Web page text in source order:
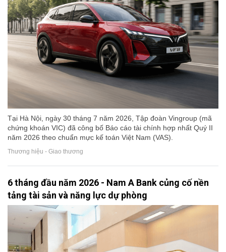
Tại Hà Nội, ngày 30 tháng 7 năm 2026, Tập đoàn Vingroup (mã
chứng khoán VIC) đã công bố Báo cáo tài chính hợp nhất Quý II
năm 2026 theo chuẩn mực kế toán Việt Nam (VAS).
Thương hiệu - Giao thương
6 tháng đầu năm 2026 - Nam A Bank củng cố nền
tảng tài sản và năng lực dự phòng